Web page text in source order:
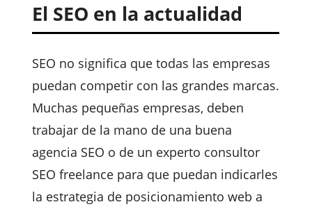
El SEO en la actualidad
SEO no significa que todas las empresas
puedan competir con las grandes marcas.
Muchas pequeñas empresas, deben
trabajar de la mano de una buena
agencia SEO o de un experto consultor
SEO freelance para que puedan indicarles
la estrategia de posicionamiento web a